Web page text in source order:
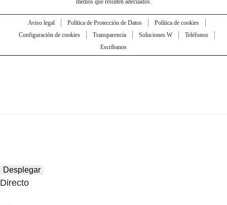
medios que resulten adecuados.
Aviso legal Política de Protección de Datos
Política de cookies
Configuración de cookies
Transparencia Soluciones W
Teléfonos
Escríbanos
Desplegar
Directo